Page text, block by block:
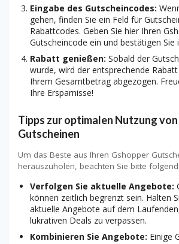
Eingabe des Gutscheincodes:
gehen, finden Sie ein Feld für
Rabattcodes. Geben Sie hier Ihren
Gutscheincode ein und bestätigen Sie
Rabatt genießen: Sobald der
wurde, wird der entsprechende
Ihrem Gesamtbetrag abgezogen.
Ihre Ersparnisse!
Tipps zur optimalen Nutzung
Gutscheinen
Um das Beste aus Ihren Gshopper
herauszuholen, beachten Sie bitte
Verfolgen Sie aktuelle Angebote:
können zeitlich begrenzt sein. Halten
aktuelle Angebote auf dem
lukrativen Deals zu verpassen.
Kombinieren Sie Angebote: Einige